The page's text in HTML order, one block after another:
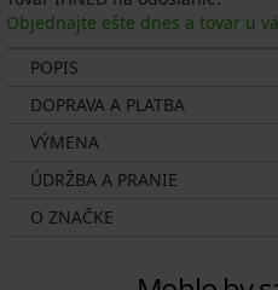
Objednajte ešte dnes a tovar u
POPIS
DOPRAVA A PLATBA
VÝMENA
ÚDRŽBA A PRANIE
O ZNAČKE